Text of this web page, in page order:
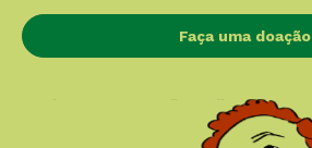
Faça uma doação